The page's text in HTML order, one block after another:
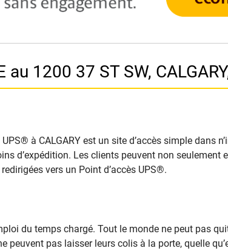
1200 37 ST SW,
à CALGARY est un site d’accès simple dans
d’expédition. Les clients peuvent non seulement
vers un Point d’accès UPS®.
du temps chargé. Tout le monde ne peut pas
pas laisser leurs colis à la porte, quelle